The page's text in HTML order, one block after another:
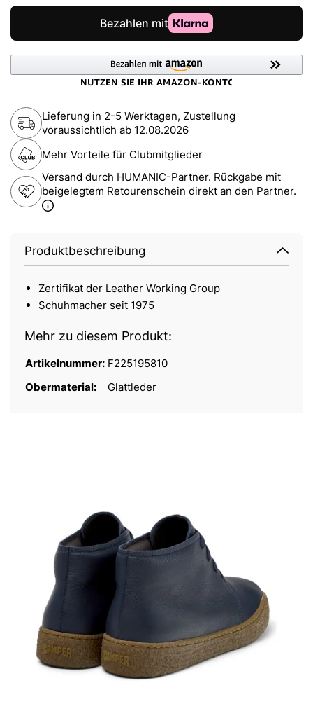
Lieferung in 2-5 Werktagen, Zustellung
voraussichtlich ab 12.08.2026
Mehr Vorteile für Clubmitglieder
Versand durch HUMANIC-Partner. Rückgabe mit
beigelegtem Retourenschein direkt an den Partner.
Produktbeschreibung
Zertifikat der Leather Working Group
Schuhmacher seit 1975
Mehr zu diesem Produkt:
Artikelnummer: F225195810
Obermaterial:
Glattleder